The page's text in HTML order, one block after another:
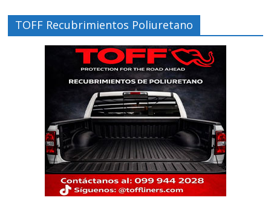
TOFF Recubrimientos Poliuretano